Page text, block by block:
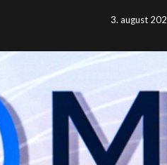
3. august